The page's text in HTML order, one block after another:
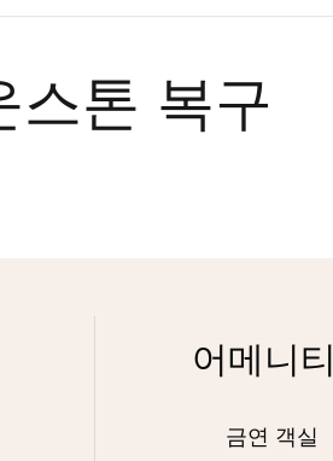
스톤 복구
어메니티
금연 객실